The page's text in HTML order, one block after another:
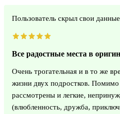
Пользователь скрыл свои данные
Все радостные места в
Очень трогательная и в то же
жизни двух подростков. Помимо
рассмотрены и легкие,
(влюбленность, дружба,